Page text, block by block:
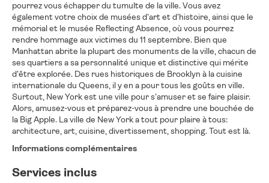
pourrez vous échapper du tumulte de la ville. Vous avez
également votre choix de musées d'art et d'histoire, ainsi que le
mémorial et le musée Reflecting Absence, où vous pourrez
rendre hommage aux victimes du 11 septembre. Bien que
Manhattan abrite la plupart des monuments de la ville, chacun de
ses quartiers a sa personnalité unique et distinctive qui mérite
d'être explorée. Des rues historiques de Brooklyn à la cuisine
internationale du Queens, il y en a pour tous les goûts en ville.
Surtout, New York est une ville pour s'amuser et se faire plaisir.
Alors, amusez-vous et préparez-vous à prendre une bouchée de
la Big Apple. La ville de New York a tout pour plaire à tous:
architecture, art, cuisine, divertissement, shopping. Tout est là.
Informations complémentaires
Services inclus